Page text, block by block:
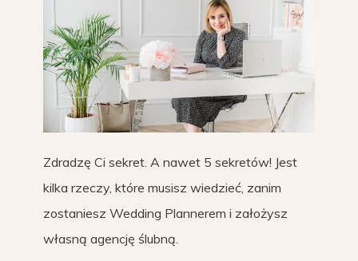
Zdradzę Ci sekret. A nawet 5 sekretów! Jest
kilka rzeczy, które musisz wiedzieć, zanim
zostaniesz Wedding Plannerem i założysz
własną agencję ślubną.